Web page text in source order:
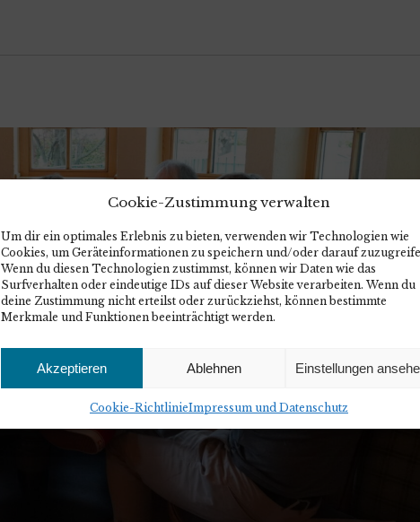
Cookie-Zustimmung verwalten
Um dir ein optimales Erlebnis zu bieten, verwenden wir Technologien wie
Cookies, um Geräteinformationen zu speichern und/oder darauf
Wenn du diesen Technologien zustimmst, können wir Daten wie das
Surfverhalten oder eindeutige IDs auf dieser Website verarbeiten. Wenn du
deine Zustimmung nicht erteilst oder zurückziehst, können bestimmte
Merkmale und Funktionen beeinträchtigt werden.
Akzeptieren Ablehnen Einstellungen
Cookie-RichtlinieImpressum und Datenschutz